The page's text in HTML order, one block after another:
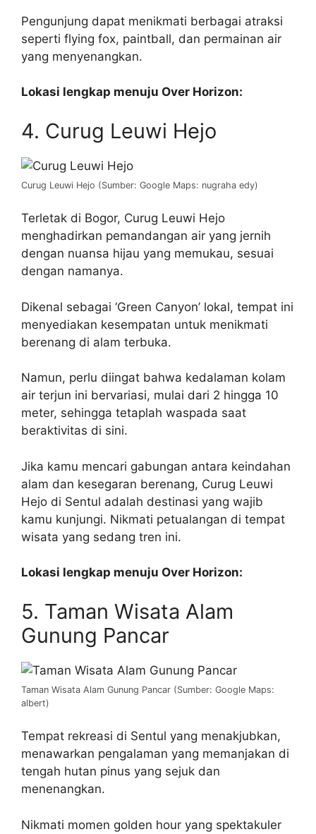
Pengunjung dapat menikmati berbagai atraksi
seperti flying fox, paintball, dan permainan air
yang menyenangkan.
Lokasi lengkap menuju Over Horizon:
4. Curug Leuwi Hejo
Curug Leuwi Hejo (Sumber: Google Maps: nugraha edy)
Terletak di Bogor, Curug Leuwi Hejo
menghadirkan pemandangan air yang jernih
dengan nuansa hijau yang memukau, sesuai
dengan namanya.
Dikenal sebagai ‘Green Canyon’ lokal, tempat ini
menyediakan kesempatan untuk menikmati
berenang di alam terbuka.
Namun, perlu diingat bahwa kedalaman kolam
air terjun ini bervariasi, mulai dari 2 hingga 10
meter, sehingga tetaplah waspada saat
beraktivitas di sini.
Jika kamu mencari gabungan antara keindahan
alam dan kesegaran berenang, Curug Leuwi
Hejo di Sentul adalah destinasi yang wajib
kamu kunjungi. Nikmati petualangan di tempat
wisata yang sedang tren ini.
Lokasi lengkap menuju Over Horizon:
5. Taman Wisata Alam
Gunung Pancar
Taman Wisata Alam Gunung Pancar (Sumber: Google Maps:
albert)
Tempat rekreasi di Sentul yang menakjubkan,
menawarkan pengalaman yang memanjakan di
tengah hutan pinus yang sejuk dan
menenangkan.
Nikmati momen golden hour yang spektakuler